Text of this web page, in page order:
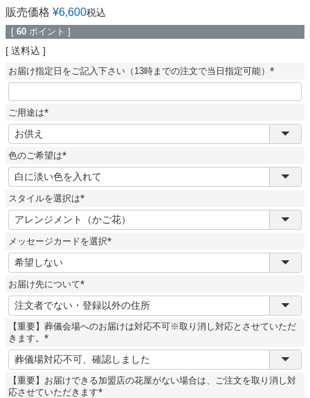
販売価格 ¥6,600税込
[ 60 ポイント ]
送料込
お届け指定日をご記入下さい（13時までの注文で当日指定可能）
(
ご用途は
(
須
)
色のご希望は
(
必
須
)
スタイルを選択は
(
必
須
)
メッセージカードを選択
(
須
お届け先について
(
必
須
)
【重要】葬儀会場へのお届けは対応不可※取り消し対応とさせていただ
きます。
(
必
須
)
【重要】お届けできる加盟店の花屋がない場合は、ご注文を取り消し対
応させていただきます